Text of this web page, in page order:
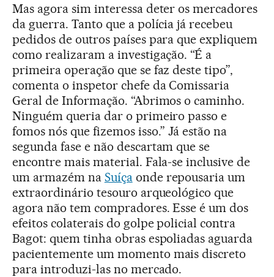
Mas agora sim interessa deter os mercadores
da guerra. Tanto que a polícia já recebeu
pedidos de outros países para que expliquem
como realizaram a investigação. “É a
primeira operação que se faz deste tipo”,
comenta o inspetor chefe da Comissaria
Geral de Informação. “Abrimos o caminho.
Ninguém queria dar o primeiro passo e
fomos nós que fizemos isso.” Já estão na
segunda fase e não descartam que se
encontre mais material. Fala-se inclusive de
um armazém na Suíçaonde repousaria um
extraordinário tesouro arqueológico que
agora não tem compradores. Esse é um dos
efeitos colaterais do golpe policial contra
Bagot: quem tinha obras espoliadas aguarda
pacientemente um momento mais discreto
para introduzi-las no mercado.